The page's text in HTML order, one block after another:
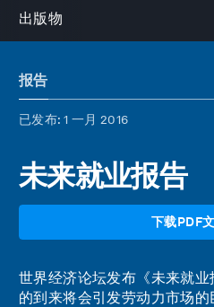
出版物
报告
已发布: 1 一月 2016
未来就业报告
下载PDF
世界经济论坛发布 《未来就业
的到来将会引发劳动力市场